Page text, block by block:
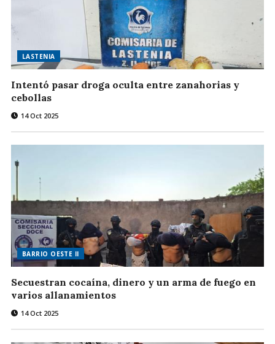
LASTENIA
Intentó pasar droga oculta entre zanahorias y
cebollas
14 Oct 2025
BARRIO OESTE II
Secuestran cocaína, dinero y un arma de fuego en
varios allanamientos
14 Oct 2025